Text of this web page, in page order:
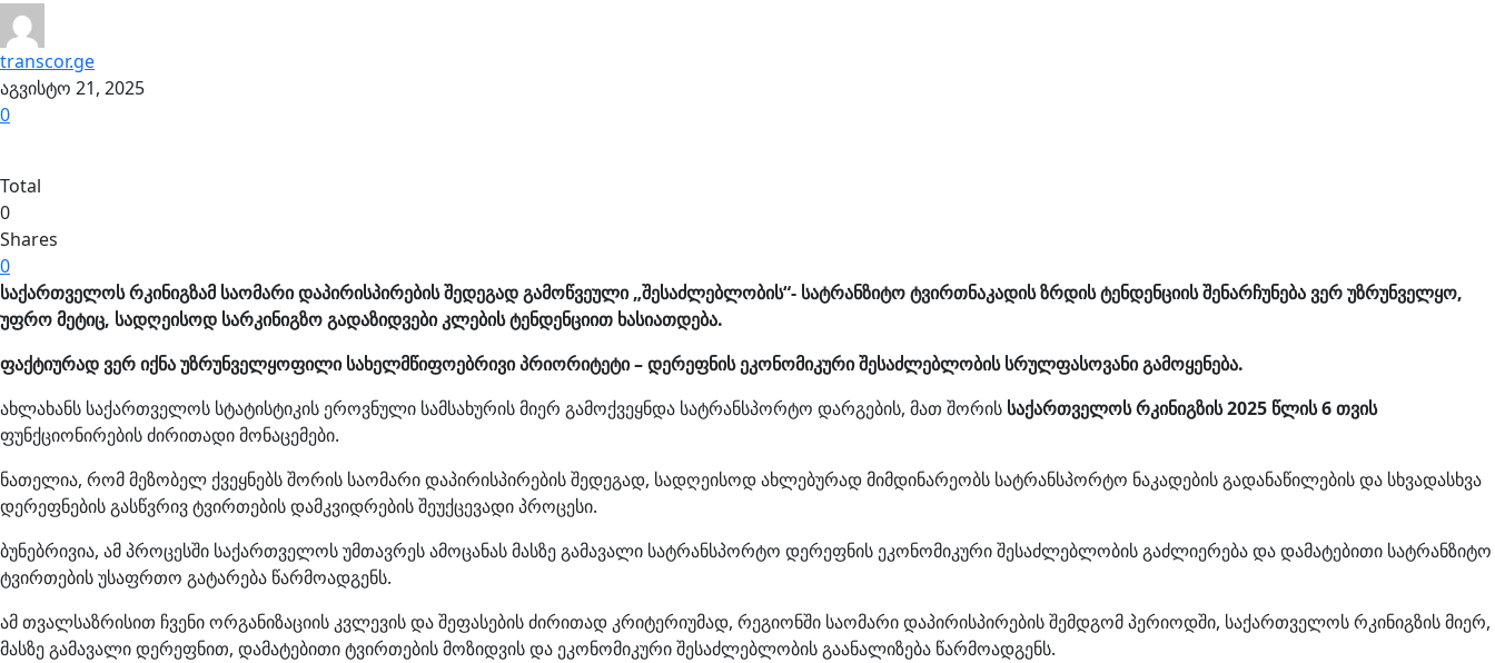
transcor.ge
აგვისტო 21, 2025
0
Total
0
Shares
0
საქართველოს რკინიგზამ საომარი დაპირისპირების შედეგად გამოწვეული„შესაძლებლობის“- სატრანზიტო ტვირთნაკადის ზრდის ტენდენციის შენარჩუნება ვერ უზრუნველყო,
უფრო მეტიც, სადღეისოდ სარკინიგზო გადაზიდვები კლების ტენდენციით ხასიათდება.
ფაქტიურად ვერ იქნა უზრუნველყოფილი სახელმწიფოებრივი პრიორიტეტი – დერეფნის ეკონომიკური შესაძლებლობის სრულფასოვანი გამოყენება.
ახლახანს საქართველოს სტატისტიკის ეროვნული სამსახურის მიერ გამოქვეყნდა სატრანსპორტო დარგების, მათ შორის საქართველოს რკინიგზის 2025 წლის 6 თვის
ფუნქციონირების ძირითადი მონაცემები.
ნათელია, რომ მეზობელ ქვეყნებს შორის საომარი დაპირისპირების შედეგად, სადღეისოდ ახლებურად მიმდინარეობს სატრანსპორტო ნაკადების გადანაწილების და სხვადასხვა
დერეფნების გასწვრივ ტვირთების დამკვიდრების შეუქცევადი პროცესი.
ბუნებრივია, ამ პროცესში საქართველოს უმთავრეს ამოცანას მასზე გამავალი სატრანსპორტო დერეფნის ეკონომიკური შესაძლებლობის გაძლიერება და დამატებითი სატრანზიტო
ტვირთების უსაფრთო გატარება წარმოადგენს.
ამ თვალსაზრისით ჩვენი ორგანიზაციის კვლევის და შეფასების ძირითად კრიტერიუმად, რეგიონში საომარი დაპირისპირების შემდგომ პერიოდში, საქართველოს რკინიგზის მიერ,
მასზე გამავალი დერეფნით, დამატებითი ტვირთების მოზიდვის და ეკონომიკური შესაძლებლობის გაანალიზება წარმოადგენს.